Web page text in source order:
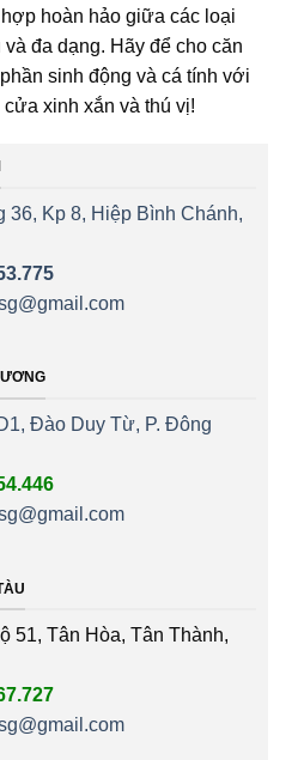
hoàn hảo giữa các loại
đa dạng. Hãy để cho căn
sinh động và cá tính với
cửa xinh xắn và thú vị!
36, Kp 8, Hiệp Bình Chánh,
Đào Duy Từ, P. Đông
51, Tân Hòa, Tân Thành,